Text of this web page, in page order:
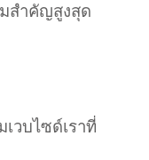
สำคัญสูงสุด
วบไซด์เราที่